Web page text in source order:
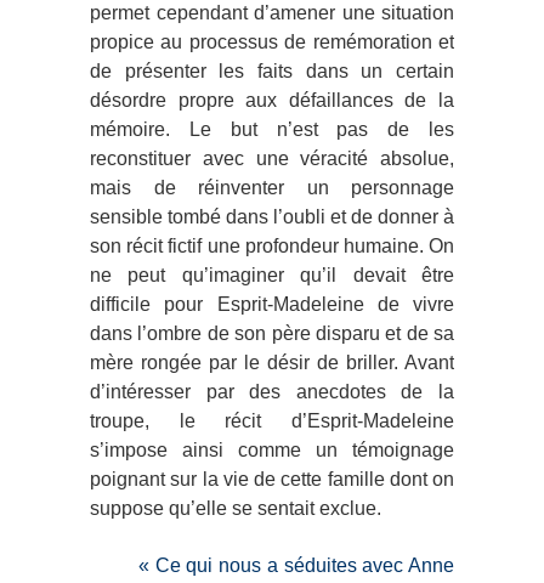
permet cependant d’amener une situation
propice au processus de remémoration et
de présenter les faits dans un certain
désordre propre aux défaillances de la
mémoire. Le but n’est pas de les
reconstituer avec une véracité absolue,
mais de réinventer un personnage
sensible tombé dans l’oubli et de donner à
son récit fictif une profondeur humaine. On
ne peut qu’imaginer qu’il devait être
difficile pour Esprit-Madeleine de vivre
dans l’ombre de son père disparu et de sa
mère rongée par le désir de briller. Avant
d’intéresser par des anecdotes de la
troupe, le récit d’Esprit-Madeleine
s’impose ainsi comme un témoignage
poignant sur la vie de cette famille dont on
suppose qu’elle se sentait exclue.
« Ce qui nous a séduites avec Anne